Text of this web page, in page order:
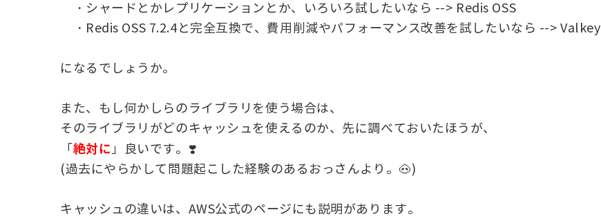
・シャードとかレプリケーションとか、いろいろ試したいなら --> Redis OSS
・Redis OSS 7.2.4と完全互換で、費用削減やパフォーマンス改善を試したいなら --> Valkey
になるでしょうか。
また、もし何かしらのライブラリを使う場合は、
そのライブラリがどのキャッシュを使えるのか、先に調べておいたほうが、
「絶対に」良いです。❣️
(過去にやらかして問題起こした経験のあるおっさんより。🐽)
キャッシュの違いは、AWS公式のページにも説明があります。